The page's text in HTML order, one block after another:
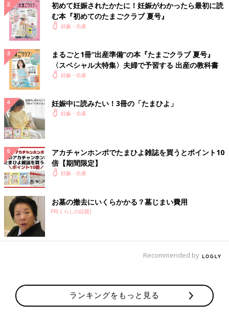
初めて妊娠されたかたに！妊娠がわかったら最初に読
む本『初めてのたまごクラブ 夏号』
妊娠・出産
まるごと1冊“出産準備”の本『たまごクラブ 夏号』
〈スペシャル大特集〉夫婦で予習する 出産の教科書
妊娠・出産
妊娠中に読みたい！3冊の「たまひよ」
妊娠・出産
アカチャンホンポでたまひよ雑誌を買うとポイント10
倍【期間限定】
妊娠・出産
お墓の撤去にいくらかかる？墓じまい費用
PR(くらしの話題)
Recommended by
ランキングをもっと見る